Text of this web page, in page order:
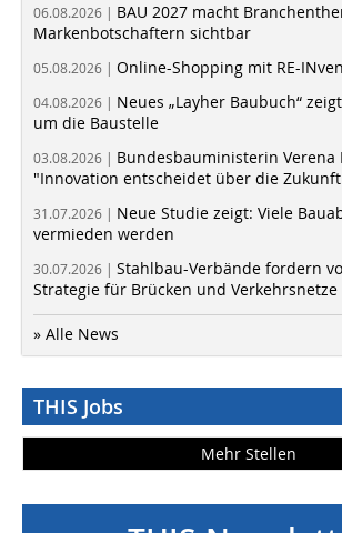
06.08.2026 | BAU 2027 macht
Markenbotschaftern sichtbar
05.08.2026 | Online-Shopping mit RE-
04.08.2026 | Neues „Layher Baubuch“
um die Baustelle
03.08.2026 | Bundesbauministerin Verena
"Innovation entscheidet über die
31.07.2026 | Neue Studie zeigt: Viele
vermieden werden
30.07.2026 | Stahlbau-Verbände fordern
Strategie für Brücken und Verkehrsnetze
» Alle News
THIS Jobs
Mehr Stellen